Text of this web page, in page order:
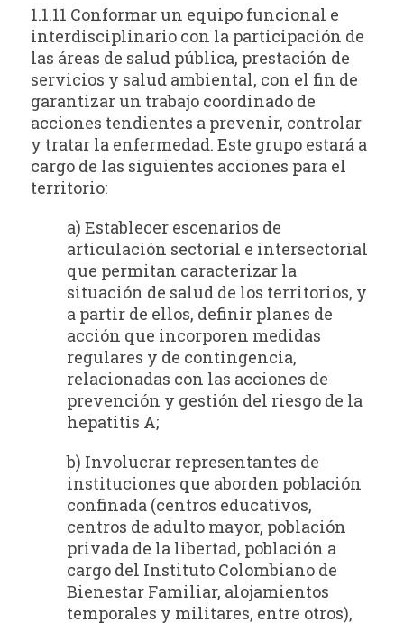
1.1.11 Conformar un equipo funcional e
interdisciplinario con la participación de
las áreas de salud pública, prestación de
servicios y salud ambiental, con el fin de
garantizar un trabajo coordinado de
acciones tendientes a prevenir, controlar
y tratar la enfermedad. Este grupo estará a
cargo de las siguientes acciones para el
territorio:
a) Establecer escenarios de
articulación sectorial e intersectorial
que permitan caracterizar la
situación de salud de los territorios, y
a partir de ellos, definir planes de
acción que incorporen medidas
regulares y de contingencia,
relacionadas con las acciones de
prevención y gestión del riesgo de la
hepatitis A;
b) Involucrar representantes de
instituciones que aborden población
confinada (centros educativos,
centros de adulto mayor, población
privada de la libertad, población a
cargo del Instituto Colombiano de
Bienestar Familiar, alojamientos
temporales y militares, entre otros),